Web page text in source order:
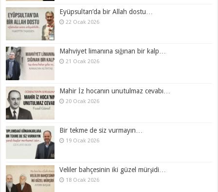
Eyüpsultan’da bir Allah dostu…
22 Ocak 2026
Mahviyet limanına sığınan bir kalp…
21 Ocak 2026
Mahir İz hocanın unutulmaz cevabı…
20 Ocak 2026
Bir tekme de siz vurmayın…
19 Ocak 2026
Veliler bahçesinin iki güzel mürşidi…
18 Ocak 2026